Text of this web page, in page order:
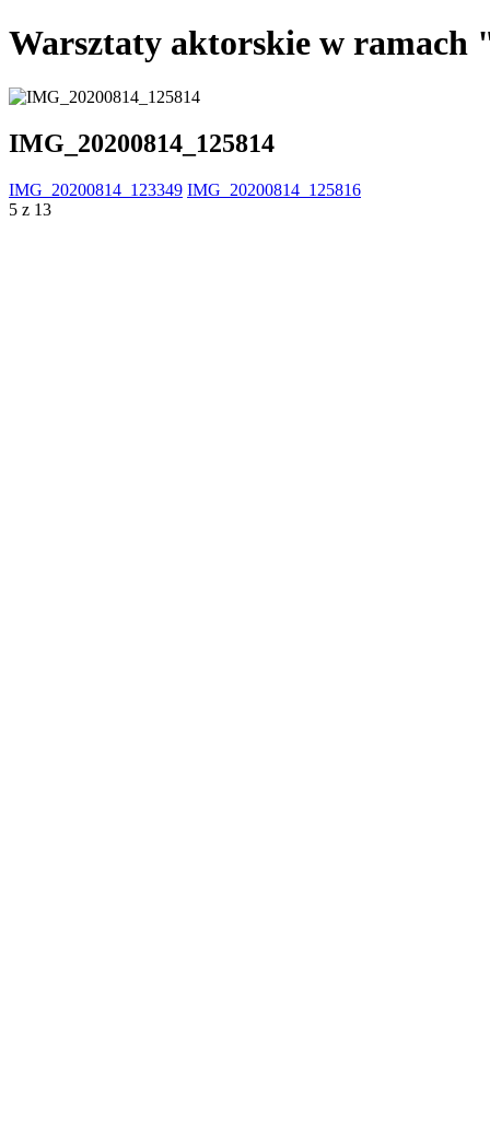
Warsztaty aktorskie w ramach
IMG_20200814_125814
IMG_20200814_123349 IMG_20200814_125816
5 z 13